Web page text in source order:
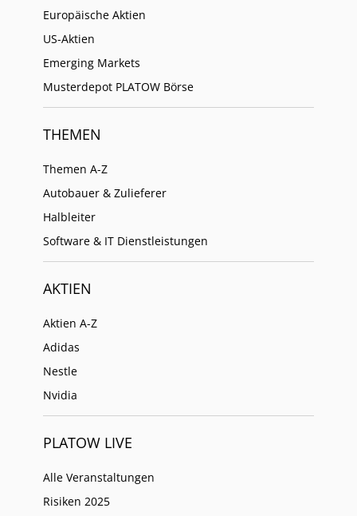
Europäische Aktien
US-Aktien
Emerging Markets
Musterdepot PLATOW Börse
THEMEN
Themen A-Z
Autobauer & Zulieferer
Halbleiter
Software & IT Dienstleistungen
AKTIEN
Aktien A-Z
Adidas
Nestle
Nvidia
PLATOW LIVE
Alle Veranstaltungen
Risiken 2025